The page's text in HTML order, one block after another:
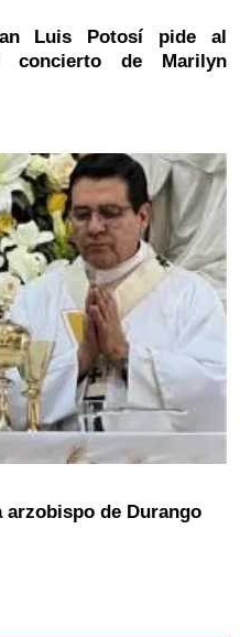
Luis Potosí pide al
concierto de Marilyn
arzobispo de Durango